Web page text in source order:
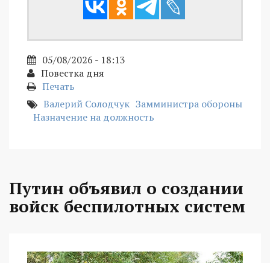
05/08/2026 - 18:13
Повестка дня
Печать
Валерий Солодчук Замминистра обороны
Назначение на должность
Путин объявил о создании
войск беспилотных систем